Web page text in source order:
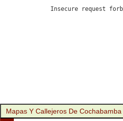
Insecure request
Mapas Y Callejeros De Cochabamba